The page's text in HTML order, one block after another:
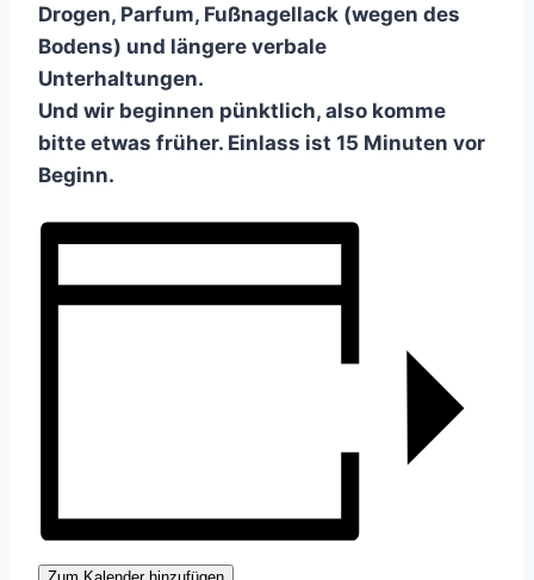
Drogen, Parfum, Fußnagellack (wegen des
Bodens) und längere verbale
Unterhaltungen.
Und wir beginnen pünktlich, also komme
bitte etwas früher. Einlass ist 15 Minuten vor
Beginn.